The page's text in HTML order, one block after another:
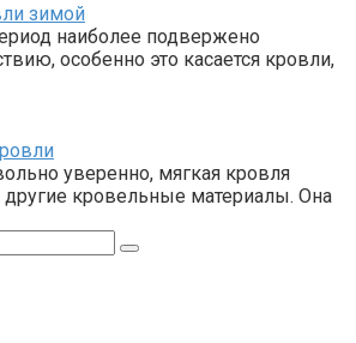
зимой
наиболее подвержено
особенно это касается кровли,
уверенно, мягкая кровля
другие кровельные материалы. Она